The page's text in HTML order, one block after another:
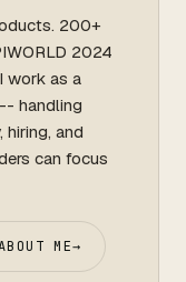
200+
2024
work as a
handling
and
can focus
ME→